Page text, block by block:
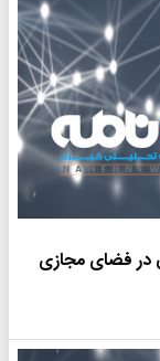
در فضای مجازی